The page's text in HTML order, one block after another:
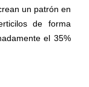
un patrón en
de forma
el 35%